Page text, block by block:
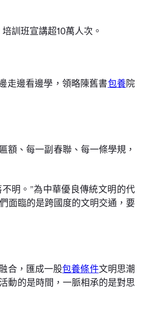
訓班宣講超10萬人次。
走邊看邊學，領略陳舊書包養院
額、每一副春聯、每一條學規，
明。”為中華優良傳統文明的代
面臨的是跨國度的文明交通，要
合，匯成一股包養條件文明思潮
動的是時間，一脈相承的是對思